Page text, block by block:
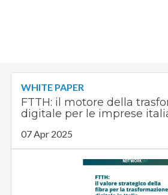
WHITE PAPER
FTTH: il motore della
digitale per le imprese
07 Apr 2025